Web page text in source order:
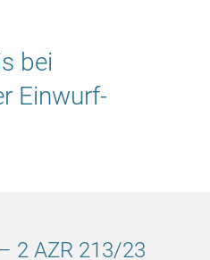
bei
Einwurf-
2 AZR 213/23